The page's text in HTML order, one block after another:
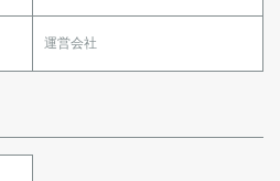
運営会社